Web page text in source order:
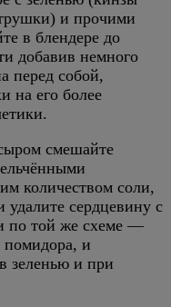
и прочими
в блендере до
добавив немного
перед собой,
на его более
смешайте
количеством соли,
удалите сердцевину с
по той же схеме —
помидора, и
зеленью и при